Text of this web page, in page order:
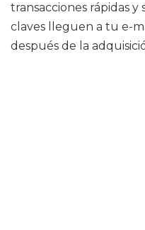
transacciones rápidas y
claves lleguen a tu e-
después de la